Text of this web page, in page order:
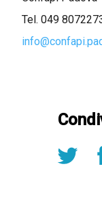
Tel. 049